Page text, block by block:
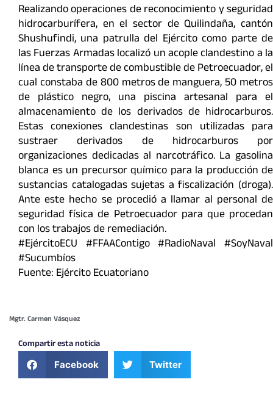
Realizando operaciones de reconocimiento y seguridad
hidrocarburífera, en el sector de Quilindaña, cantón
Shushufindi, una patrulla del Ejército como parte de
las Fuerzas Armadas localizó un acople clandestino a la
línea de transporte de combustible de Petroecuador, el
cual constaba de 800 metros de manguera, 50 metros
de plástico negro, una piscina artesanal para el
almacenamiento de los derivados de hidrocarburos.
Estas conexiones clandestinas son utilizadas para
sustraer derivados de hidrocarburos por
organizaciones dedicadas al narcotráfico. La gasolina
blanca es un precursor químico para la producción de
sustancias catalogadas sujetas a fiscalización (droga).
Ante este hecho se procedió a llamar al personal de
seguridad física de Petroecuador para que procedan
con los trabajos de remediación.
#EjércitoECU #FFAAContigo #RadioNaval #SoyNaval
#Sucumbíos
Fuente: Ejército Ecuatoriano
Mgtr. Carmen Vásquez
Compartir esta noticia
Facebook Twitter